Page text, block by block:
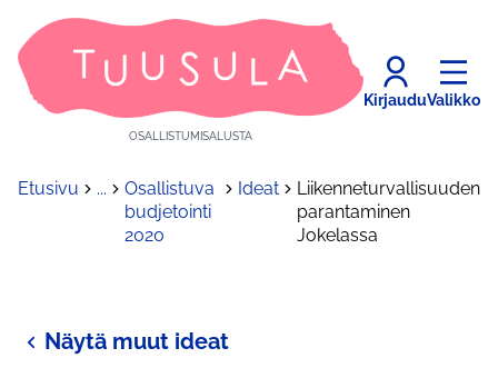
OSALLISTUMISALUSTA
KirjauduValikko
Etusivu ...
Osallistuva
budjetointi
2020
Ideat
Liikenneturvallisuuden
parantaminen
Jokelassa
Näytä muut ideat